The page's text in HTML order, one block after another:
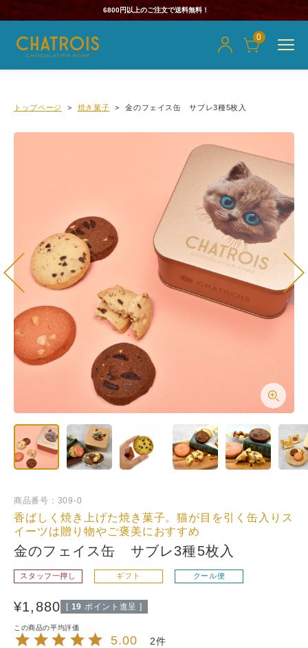
6800円以上のご注文で送料無料！
0
トップページ 焼き菓子 金のフェイス缶 サブレ3種5枚入
商品番号 309-0
香ばしく焼き上げた焼き菓子。猫が目を引く缶入りス
イーツは贈り物やご褒美におすすめ
金のフェイス缶 サブレ3種5枚入
スタッフ一押し ギフト クール便
¥1,880 [ 19 ポイント進呈 ]
5.00 2